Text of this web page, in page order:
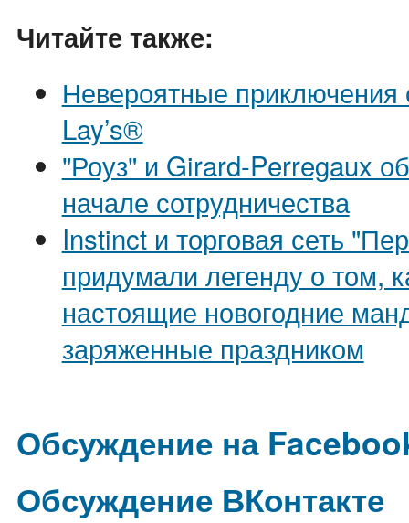
Читайте также:
Невероятные приключения
Lay’s®
"Роуз" и Girard-Perregaux
начале сотрудничества
Instinct и торговая сеть
придумали легенду о том,
настоящие новогодние
заряженные праздником
Обсуждение на
Обсуждение ВКонтакте